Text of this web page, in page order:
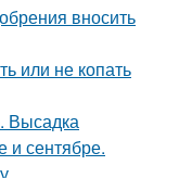
вносить
или не копать
Высадка
и сентябре.